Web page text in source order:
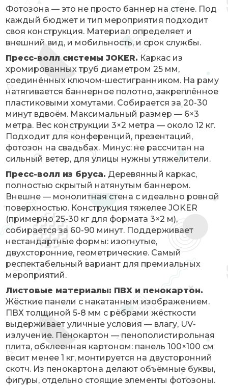
Фотозона — это не просто баннер на стене. Под
каждый бюджет и тип мероприятия подходит
своя конструкция. Материал определяет и
внешний вид, и мобильность, и срок службы.
Пресс-волл системы JOKER. Каркас из
хромированных труб диаметром 25 мм,
соединённых ключом-шестигранником. На раму
натягивается баннерное полотно, закреплённое
пластиковыми хомутами. Собирается за 20-30
минут вдвоём. Максимальный размер — 6×3
метра. Вес конструкции 3×2 метра — около 12 кг.
Подходит для конференций, презентаций,
фотозон на свадьбах. Минус: не рассчитан на
сильный ветер, для улицы нужны утяжелители.
Пресс-волл из бруса. Деревянный каркас,
полностью скрытый натянутым баннером.
Внешне — монолитная стена с идеально ровной
поверхностью. Конструкция тяжелее JOKER
(примерно 25-30 кг для формата 3×2 м),
собирается за 60-90 минут. Поддерживает
нестандартные формы: изогнутые,
двухсторонние, геометрические. Самый
респектабельный вариант для премиальных
мероприятий.
Листовые материалы: ПВХ и пенокартон.
Жёсткие панели с накатанным изображением.
ПВХ толщиной 5-8 мм с рёбрами жёсткости
выдерживает уличные условия — влагу, UV-
излучение. Пенокартон — пенополистирольная
плита, обклеенная картоном: панель 100×100 см
весит менее 1 кг, монтируется на двусторонний
скотч. Из пенокартона делают объёмные буквы,
фигуры, отдельно стоящие элементы фотозоны.